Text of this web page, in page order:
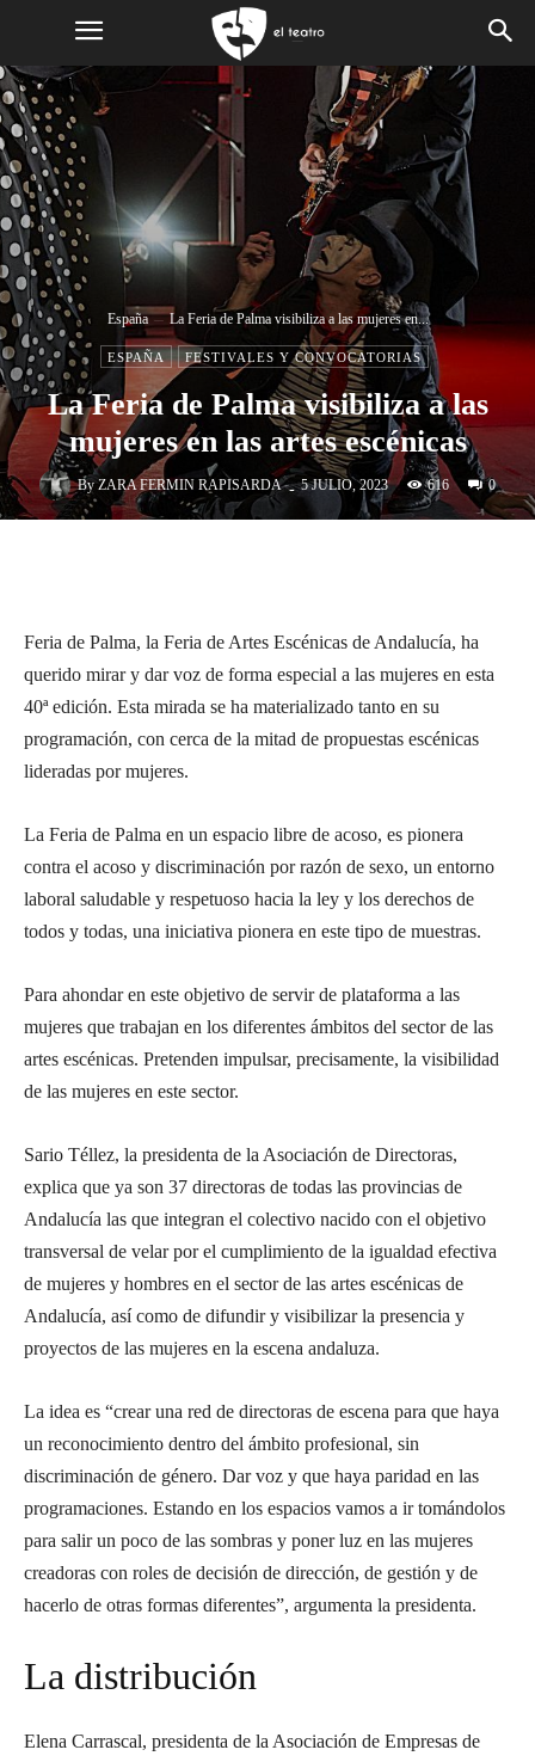
España La Feria de Palma visibiliza a las mujeres en...
ESPAÑA FESTIVALES Y CONVOCATORIAS
La Feria de Palma visibiliza a las
mujeres en las artes escénicas
By ZARA FERMIN RAPISARDA - 5 JULIO, 2023 616 0
Feria de Palma, la Feria de Artes Escénicas de Andalucía, ha
querido mirar y dar voz de forma especial a las mujeres en esta
40ª edición. Esta mirada se ha materializado tanto en su
programación, con cerca de la mitad de propuestas escénicas
lideradas por mujeres.
La Feria de Palma en un espacio libre de acoso, es pionera
contra el acoso y discriminación por razón de sexo, un entorno
laboral saludable y respetuoso hacia la ley y los derechos de
todos y todas, una iniciativa pionera en este tipo de muestras.
Para ahondar en este objetivo de servir de plataforma a las
mujeres que trabajan en los diferentes ámbitos del sector de las
artes escénicas. Pretenden impulsar, precisamente, la visibilidad
de las mujeres en este sector.
Sario Téllez, la presidenta de la Asociación de Directoras,
explica que ya son 37 directoras de todas las provincias de
Andalucía las que integran el colectivo nacido con el objetivo
transversal de velar por el cumplimiento de la igualdad efectiva
de mujeres y hombres en el sector de las artes escénicas de
Andalucía, así como de difundir y visibilizar la presencia y
proyectos de las mujeres en la escena andaluza.
La idea es “crear una red de directoras de escena para que haya
un reconocimiento dentro del ámbito profesional, sin
discriminación de género. Dar voz y que haya paridad en las
programaciones. Estando en los espacios vamos a ir tomándolos
para salir un poco de las sombras y poner luz en las mujeres
creadoras con roles de decisión de dirección, de gestión y de
hacerlo de otras formas diferentes”, argumenta la presidenta.
La distribución
Elena Carrascal, presidenta de la Asociación de Empresas de